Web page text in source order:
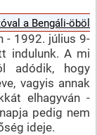
a Bengáli-
- 1992. július 9-
indulunk. A mi
adódik, hogy
vagyis annak
elhagyván -
pedig nem
ideje.